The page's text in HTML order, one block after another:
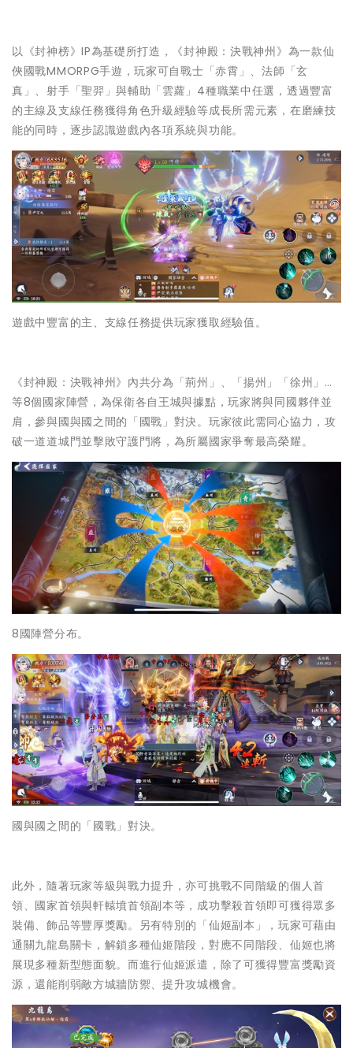
以《封神榜》IP為基礎所打造，《封神殿：決戰神州》為一款仙
俠國戰MMORPG手遊，玩家可自戰士「赤霄」、法師「玄
真」、射手「聖羿」與輔助「雲蘿」4種職業中任選，透過豐富
的主線及支線任務獲得角色升級經驗等成長所需元素，在磨練技
能的同時，逐步認識遊戲內各項系統與功能。
遊戲中豐富的主、支線任務提供玩家獲取經驗值。
《封神殿：決戰神州》內共分為「荊州」、「揚州」「徐州」…
等8個國家陣營，為保衛各自王城與據點，玩家將與同國夥伴並
肩，參與國與國之間的「國戰」對決。玩家彼此需同心協力，攻
破一道道城門並擊敗守護門將，為所屬國家爭奪最高榮耀。
8國陣營分布。
國與國之間的「國戰」對決。
此外，隨著玩家等級與戰力提升，亦可挑戰不同階級的個人首
領、國家首領與軒轅墳首領副本等，成功擊殺首領即可獲得眾多
裝備、飾品等豐厚獎勵。另有特別的「仙姬副本」，玩家可藉由
通關九龍島關卡，解鎖多種仙姬階段，對應不同階段、仙姬也將
展現多種新型態面貌。而進行仙姬派遣，除了可獲得豐富獎勵資
源，還能削弱敵方城牆防禦、提升攻城機會。